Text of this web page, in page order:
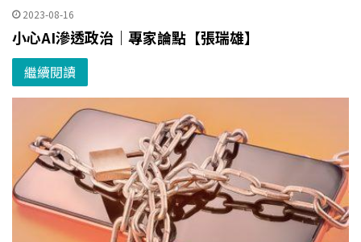
2023-08-16
小心AI滲透政治｜專家論點【張瑞雄】
繼續閱讀